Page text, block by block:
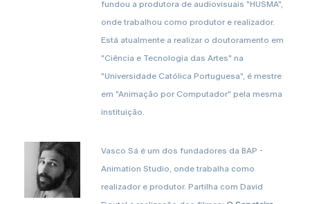
fundou a produtora de audiovisuais "HUSMA",
onde trabalhou como produtor e realizador.
Está atualmente a realizar o doutoramento em
"Ciência e Tecnologia das Artes" na
"Universidade Católica Portuguesa", é mestre
em "Animação por Computador" pela mesma
instituição.
Vasco Sá é um dos fundadores da BAP -
Animation Studio, onde trabalha como
realizador e produtor. Partilha com David